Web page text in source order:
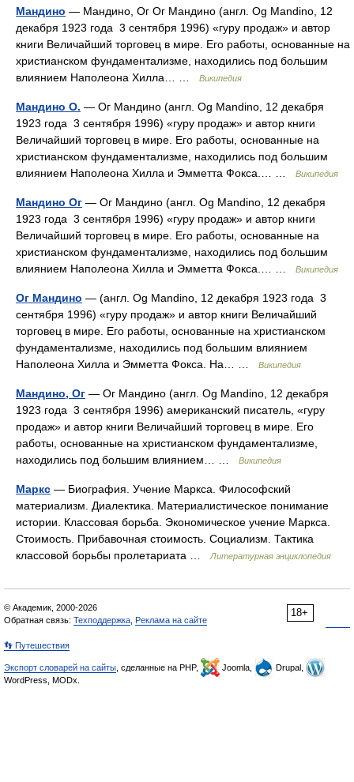
Мандино — Мандино, Ог Ог Мандино (англ. Og Mandino, 12
декабря 1923 года 3 сентября 1996) «гуру продаж» и автор
книги Величайший торговец в мире. Его работы, основанные на
христианском фундаментализме, находились под большим
влиянием Наполеона Хилла… …
Википедия
Мандино О. — Ог Мандино (англ. Og Mandino, 12 декабря
1923 года 3 сентября 1996) «гуру продаж» и автор книги
Величайший торговец в мире. Его работы, основанные на
христианском фундаментализме, находились под большим
влиянием Наполеона Хилла и Эмметта Фокса.… …
Википедия
Мандино Ог — Ог Мандино (англ. Og Mandino, 12 декабря
1923 года 3 сентября 1996) «гуру продаж» и автор книги
Величайший торговец в мире. Его работы, основанные на
христианском фундаментализме, находились под большим
влиянием Наполеона Хилла и Эмметта Фокса.… …
Википедия
Ог Мандино — (англ. Og Mandino, 12 декабря 1923 года 3
сентября 1996) «гуру продаж» и автор книги Величайший
торговец в мире. Его работы, основанные на христианском
фундаментализме, находились под большим влиянием
Наполеона Хилла и Эмметта Фокса. На… …
Википедия
Мандино, Ог — Ог Мандино (англ. Og Mandino, 12 декабря
1923 года 3 сентября 1996) американский писатель, «гуру
продаж» и автор книги Величайший торговец в мире. Его
работы, основанные на христианском фундаментализме,
находились под большим влиянием… …
Википедия
Маркс — Биография. Учение Маркса. Философский
материализм. Диалектика. Материалистическое понимание
истории. Классовая борьба. Экономическое учение Маркса.
Стоимость. Прибавочная стоимость. Социализм. Тактика
классовой борьбы пролетариата …
Литературная энциклопедия
18+
© Академик, 2000-2026
Обратная связь: Техподдержка Реклама на сайте
👣 Путешествия
Экспорт словарей на сайты , сделанные на PHP, Joomla,
Drupal,
WordPress, MODx.